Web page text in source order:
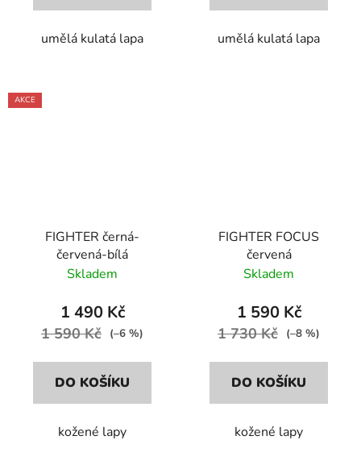
umělá kulatá lapa umělá kulatá lapa
AKCE
FIGHTER černá-
červená-bílá
Skladem
1 490 Kč
1 590 Kč (–6 %)
DO KOŠÍKU
kožené lapy
FIGHTER FOCUS
červená
Skladem
1 590 Kč
1 730 Kč (–8 %)
DO KOŠÍKU
kožené lapy